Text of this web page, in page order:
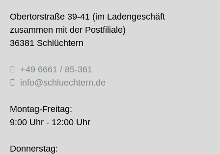
Obertorstraße 39-41 (im Ladengeschäft
zusammen mit der Postfiliale)
36381 Schlüchtern
+49 6661 / 85-361
info@schluechtern.de
Montag-Freitag:
9:00 Uhr - 12:00 Uhr
Donnerstag: